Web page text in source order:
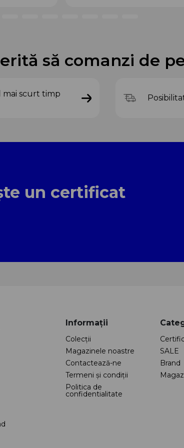
să comanzi de
mai scurt timp
un certificat
Informații
Colecţii
Magazinele noastre
Contactează-ne
Termeni și condiții
Politica de
confidentialitate
SALE
Brand